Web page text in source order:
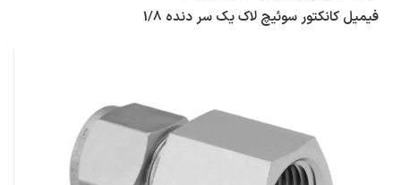
فیمیل کانکتور سوئیچ لاک یک سر دنده 1/8